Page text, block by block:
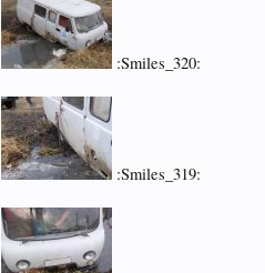
:Smiles_320:
:Smiles_319: